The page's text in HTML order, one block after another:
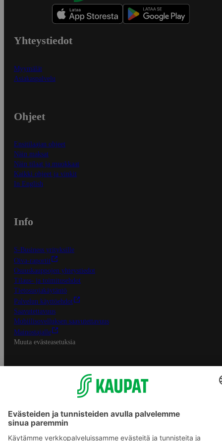
Yhteystiedot
Myymälät
Asiakaspalvelu
Ohjeet
Ensitilaajan ohjeet
Näin maksat
Näin tilaat ja muokkaat
Kaikki ohjeet ja vinkit
In English
Info
S-Business yrityksille
Oiva-raportit
Osuuskauppojen yhteystiedot
Tilaus- ja toimitusehdot
Tietosuojakäytäntö
Palvelun käyttöehdot
Saavutettavuus
Mobiilisovelluksen saavutettavuus
Mainostajalle
Muuta evästeasetuksia
S-ryhmän palvelut
Asiakasomistajuus